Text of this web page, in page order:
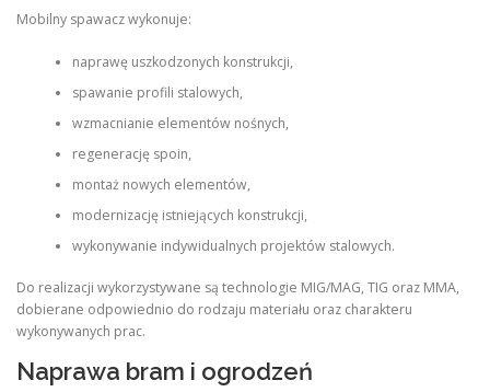
Mobilny spawacz wykonuje:
naprawę uszkodzonych konstrukcji,
spawanie profili stalowych,
wzmacnianie elementów nośnych,
regenerację spoin,
montaż nowych elementów,
modernizację istniejących konstrukcji,
wykonywanie indywidualnych projektów stalowych.
Do realizacji wykorzystywane są technologie MIG/MAG, TIG oraz MMA,
dobierane odpowiednio do rodzaju materiału oraz charakteru
wykonywanych prac.
Naprawa bram i ogrodzeń